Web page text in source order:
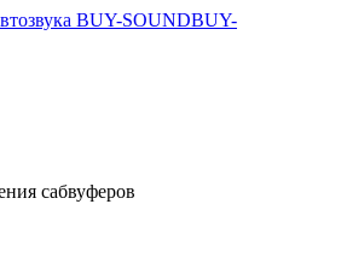
BUY-
сабвуферов